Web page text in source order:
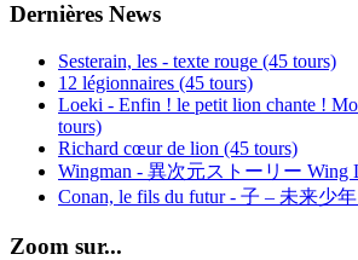
Dernières News
Sesterain, les - texte rouge (45 tours)
12 légionnaires (45 tours)
Loeki - Enfin ! le petit lion chante !
tours)
Richard cœur de lion (45 tours)
Wingman - 異次元ストーリー Wing
Conan, le fils du futur - 子 – 未来少
Zoom sur...